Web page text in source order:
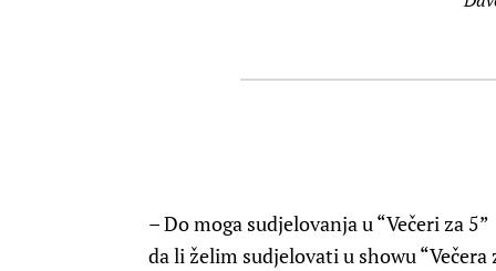
– Do moga sudjelovanja u “Večeri za
da li želim sudjelovati u showu